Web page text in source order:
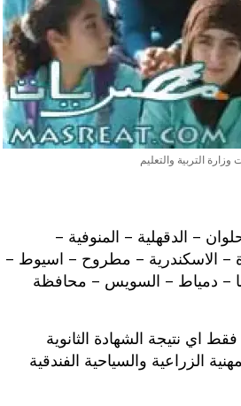
وزارة التربية والتعليم
– الدقهلية – المنوفية –
– الاسكندرية – مطروح – اسيوط –
– دمياط – السويس – محافظة
اي نتيجة الشهادة الثانوية
الزراعية والسياحية الفندقية
أكلات عيد راس السنة الميلادية
المجيد الكريسما...